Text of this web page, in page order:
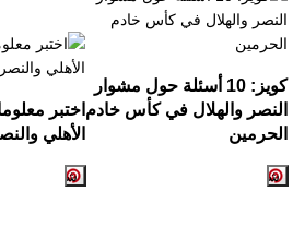
كويز: 10 أسئلة حول مشوار
النصر والهلال في كأس خادم
الحرمين
اختبر
الأهلي